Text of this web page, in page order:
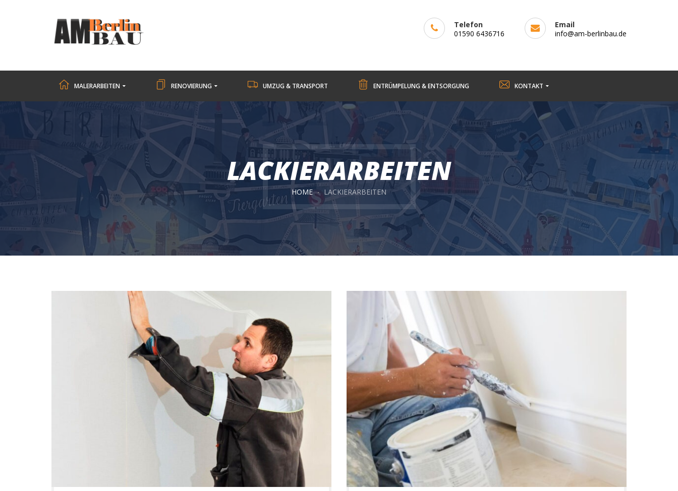
Telefon
01590 6436716
Email
info@am-berlinbau.de
MALERARBEITEN RENOVIERUNG UMZUG & TRANSPORT ENTRÜMPELUNG & ENTSORGUNG KONTAKT
LACKIERARBEITEN
HOME LACKIERARBEITEN